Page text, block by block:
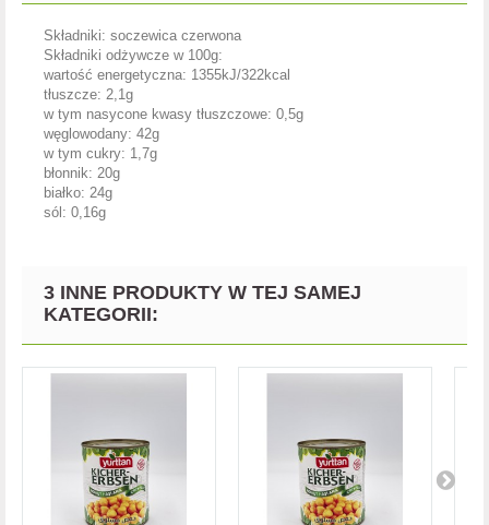
Składniki: soczewica czerwona
Składniki odżywcze w 100g:
wartość energetyczna: 1355kJ/322kcal
tłuszcze: 2,1g
w tym nasycone kwasy tłuszczowe: 0,5g
węglowodany: 42g
w tym cukry: 1,7g
błonnik: 20g
białko: 24g
sól: 0,16g
3 INNE PRODUKTY W TEJ SAMEJ
KATEGORII: